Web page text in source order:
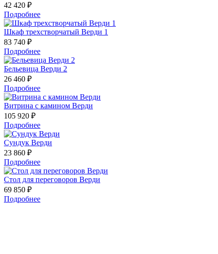
42 420 ₽
Подробнее
Шкаф трехстворчатый Верди 1
83 740 ₽
Подробнее
Бельевица Верди 2
26 460 ₽
Подробнее
Витрина с камином Верди
105 920 ₽
Подробнее
Сундук Верди
23 860 ₽
Подробнее
Стол для переговоров Верди
69 850 ₽
Подробнее